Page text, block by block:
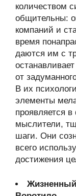
количеством
общительны:
компаний и
время
даются им с
от
В их
элементы
проявляется
мыслители,
шаги. Они
всего
достижения